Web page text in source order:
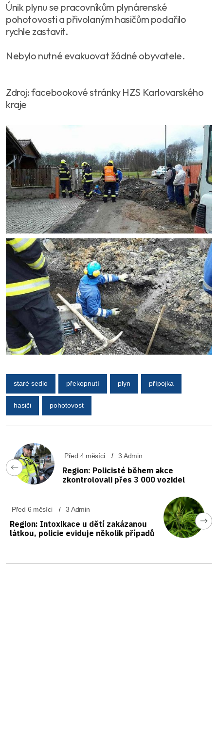
Únik plynu se pracovníkům plynárenské
pohotovosti a přivolaným hasičům podařilo
rychle zastavit.
Nebylo nutné evakuovat žádné obyvatele.
Zdroj: facebookové stránky HZS Karlovarského
kraje
staré sedlo překopnutí plyn přípojka
hasiči pohotovost
Před 4 měsíci 3 Admin
Region: Policisté během akce
zkontrolovali přes 3 000 vozidel
Před 6 měsíci 3 Admin
Region: Intoxikace u dětí zakázanou
látkou, policie eviduje několik případů